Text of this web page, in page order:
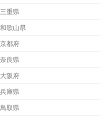
三重県
和歌山県
京都府
奈良県
大阪府
兵庫県
鳥取県